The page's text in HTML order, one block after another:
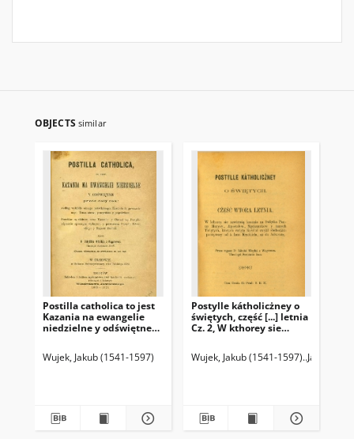
OBJECTS similar
Postilla catholica to jest
Kazania na ewangelie
niedzielne y odświętne
prawdziwego Kościoła S.
Wujek, Jakub (1541-1597)
Postylle kátholicżney o
świętych, część [...] letnia
Cz. 2, W kthorey sie
Apostołow, Męcżennikow
Krzćićiela, aż do Aduentu
Wujek, Jakub (1541-1597) Jaworski,